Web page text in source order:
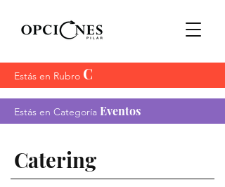
Catering
Estás en Rubro C
Estás en Categoría Eventos